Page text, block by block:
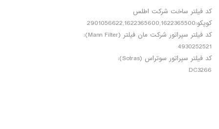
کد فیلتر ساخت شرکت اطلس
کوپکو:2901056622,1622365600,1622365500
کد فیلتر سپراتور شرکت مان فیلتر (Mann Filter):
4930252521
کد فیلتر سپراتور سوتراس (Sotras):
DC3266